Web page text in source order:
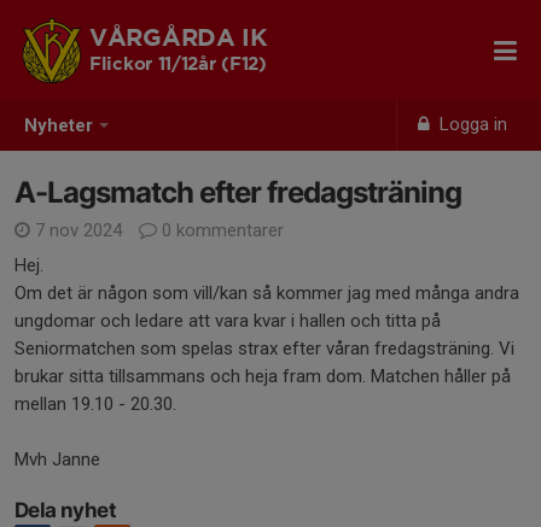
Nyheter Logga in
VÅRGÅRDA IK
Flickor 11/12år (F12)
A-Lagsmatch efter fredagsträning
7 nov 2024
0 kommentarer
Hej.
Om det är någon som vill/kan så kommer jag med många andra
ungdomar och ledare att vara kvar i hallen och titta på
Seniormatchen som spelas strax efter våran fredagsträning. Vi
brukar sitta tillsammans och heja fram dom. Matchen håller på
mellan 19.10 - 20.30.
Mvh Janne
Dela nyhet